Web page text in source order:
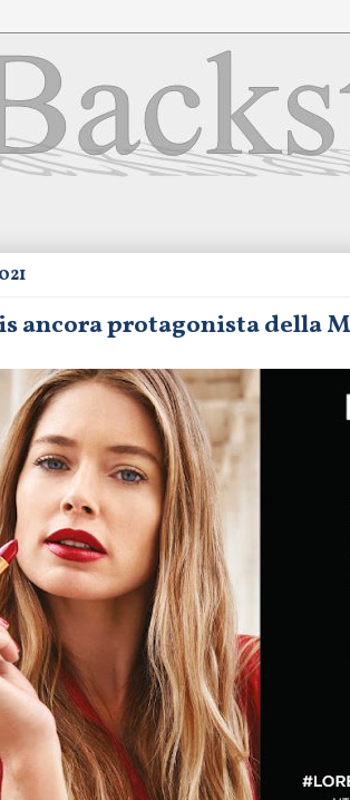
ancora protagonista della